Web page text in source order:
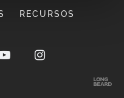
RECURSOS